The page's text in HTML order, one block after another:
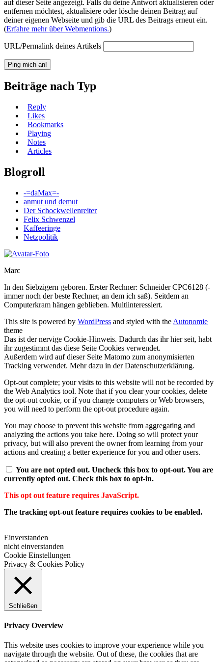
auf dieser Seite angezeigt. Falls du deine Antwort aktualisieren oder
entfernen möchtest, aktualisiere oder lösche deinen Beitrag auf
deiner eigenen Webseite und gib die URL des Beitrags erneut ein.
(Erfahre mehr über Webmentions.)
URL/Permalink deines Artikels
Beiträge nach Typ
Reply
Likes
Bookmarks
Playing
Notes
Articles
Blogroll
-=daMax=-
anmut und demut
Der Schockwellenreiter
Felix Schwenzel
Kaffeeringe
Netzpolitik
Marc
In den Siebzigern geboren. Erster Rechner: Schneider CPC6128 (-
immer noch der beste Rechner, an dem ich saß). Seitdem an
Computerkram hängen geblieben. Multiinteressiert.
This site is powered by WordPress and styled with the Autonomie
theme
Das ist der nervige Cookie-Hinweis. Dadurch das ihr hier seit, habt
ihr zugestimmt das diese Seite Cookies verwendet.
Außerdem wird auf dieser Seite Matomo zum anonymisierten
Tracking verwendet. Mehr dazu in der Datenschutzerklärung.
Opt-out complete; your visits to this website will not be recorded by
the Web Analytics tool. Note that if you clear your cookies, delete
the opt-out cookie, or if you change computers or Web browsers,
you will need to perform the opt-out procedure again.
You may choose to prevent this website from aggregating and
analyzing the actions you take here. Doing so will protect your
privacy, but will also prevent the owner from learning from your
actions and creating a better experience for you and other users.
You are not opted out. Uncheck this box to opt-out.You are
currently opted out. Check this box to opt-in.
This opt out feature requires JavaScript.
The tracking opt-out feature requires cookies to be enabled.
Einverstanden
nicht einverstanden
Cookie Einstellungen
Privacy & Cookies Policy
Schließen
Privacy Overview
This website uses cookies to improve your experience while you
navigate through the website. Out of these, the cookies that are